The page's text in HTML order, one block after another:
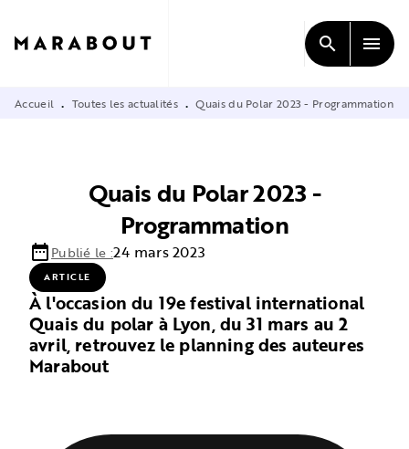
CONTENU
search menu
Accueil • Toutes les actualités • Quais du Polar 2023 - Programmation
Quais du Polar 2023 -
Programmation
date_rangePublié le :24 mars 2023
ARTICLE
À l'occasion du 19e festival international
Quais du polar à Lyon, du 31 mars au 2
avril, retrouvez le planning des auteures
Marabout